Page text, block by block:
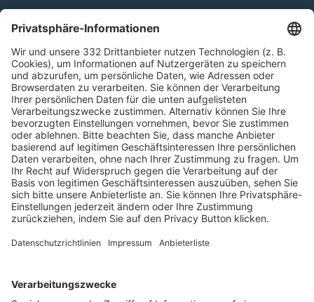
Kontakt
HÄUFIG BESUCHTE SEITEN
Pässe und Vereinswechsel
Trainerausbildung
Schulungsangebot Vereinsmitarbeiter
BFV-Geschäftsstellen
Trainerbörse
Login SpielPlus
FOLGE DEM BFV